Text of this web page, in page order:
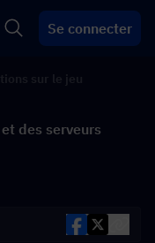
Se connecter
des serveurs